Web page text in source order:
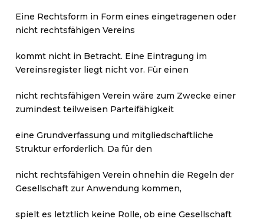
Eine Rechtsform in Form eines eingetragenen oder
nicht rechtsfähigen Vereins
kommt nicht in Betracht. Eine Eintragung im
Vereinsregister liegt nicht vor. Für einen
nicht rechtsfähigen Verein wäre zum Zwecke einer
zumindest teilweisen Parteifähigkeit
eine Grundverfassung und mitgliedschaftliche
Struktur erforderlich. Da für den
nicht rechtsfähigen Verein ohnehin die Regeln der
Gesellschaft zur Anwendung kommen,
spielt es letztlich keine Rolle, ob eine Gesellschaft